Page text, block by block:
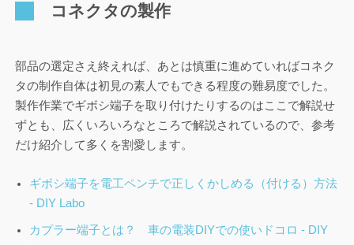
コネクタの製作
部品の選定さえ終えれば、あとは慎重に進めていればコネク
タの制作自体は初見の素人でもできる程度の難易度でした。
製作作業でギボシ端子を取り付けたりするのはここで解説せ
ずとも、広くいろいろなところで解説されているので、参考
だけ紹介して多くを割愛します。
ギボシ端子を電工ペンチで正しくかしめる（付ける）方法
- DIY Labo
カプラー端子とは？ 車の電装DIYでの使いドコロ - DIY